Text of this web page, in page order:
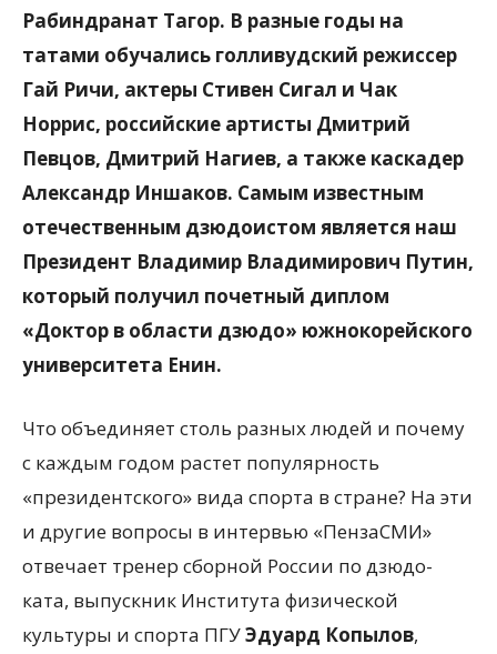
Рабиндранат Тагор. В разные годы на
татами обучались голливудский режиссер
Гай Ричи, актеры Стивен Сигал и Чак
Норрис, российские артисты Дмитрий
Певцов, Дмитрий Нагиев, а также каскадер
Александр Иншаков. Самым известным
отечественным дзюдоистом является наш
Президент Владимир Владимирович Путин,
который получил почетный диплом
«Доктор в области дзюдо» южнокорейского
университета Енин.
Что объединяет столь разных людей и почему
с каждым годом растет популярность
«президентского» вида спорта в стране? На эти
и другие вопросы в интервью «ПензаСМИ»
отвечает тренер сборной России по дзюдо-
ката, выпускник Института физической
культуры и спорта ПГУЭдуард Копылов,